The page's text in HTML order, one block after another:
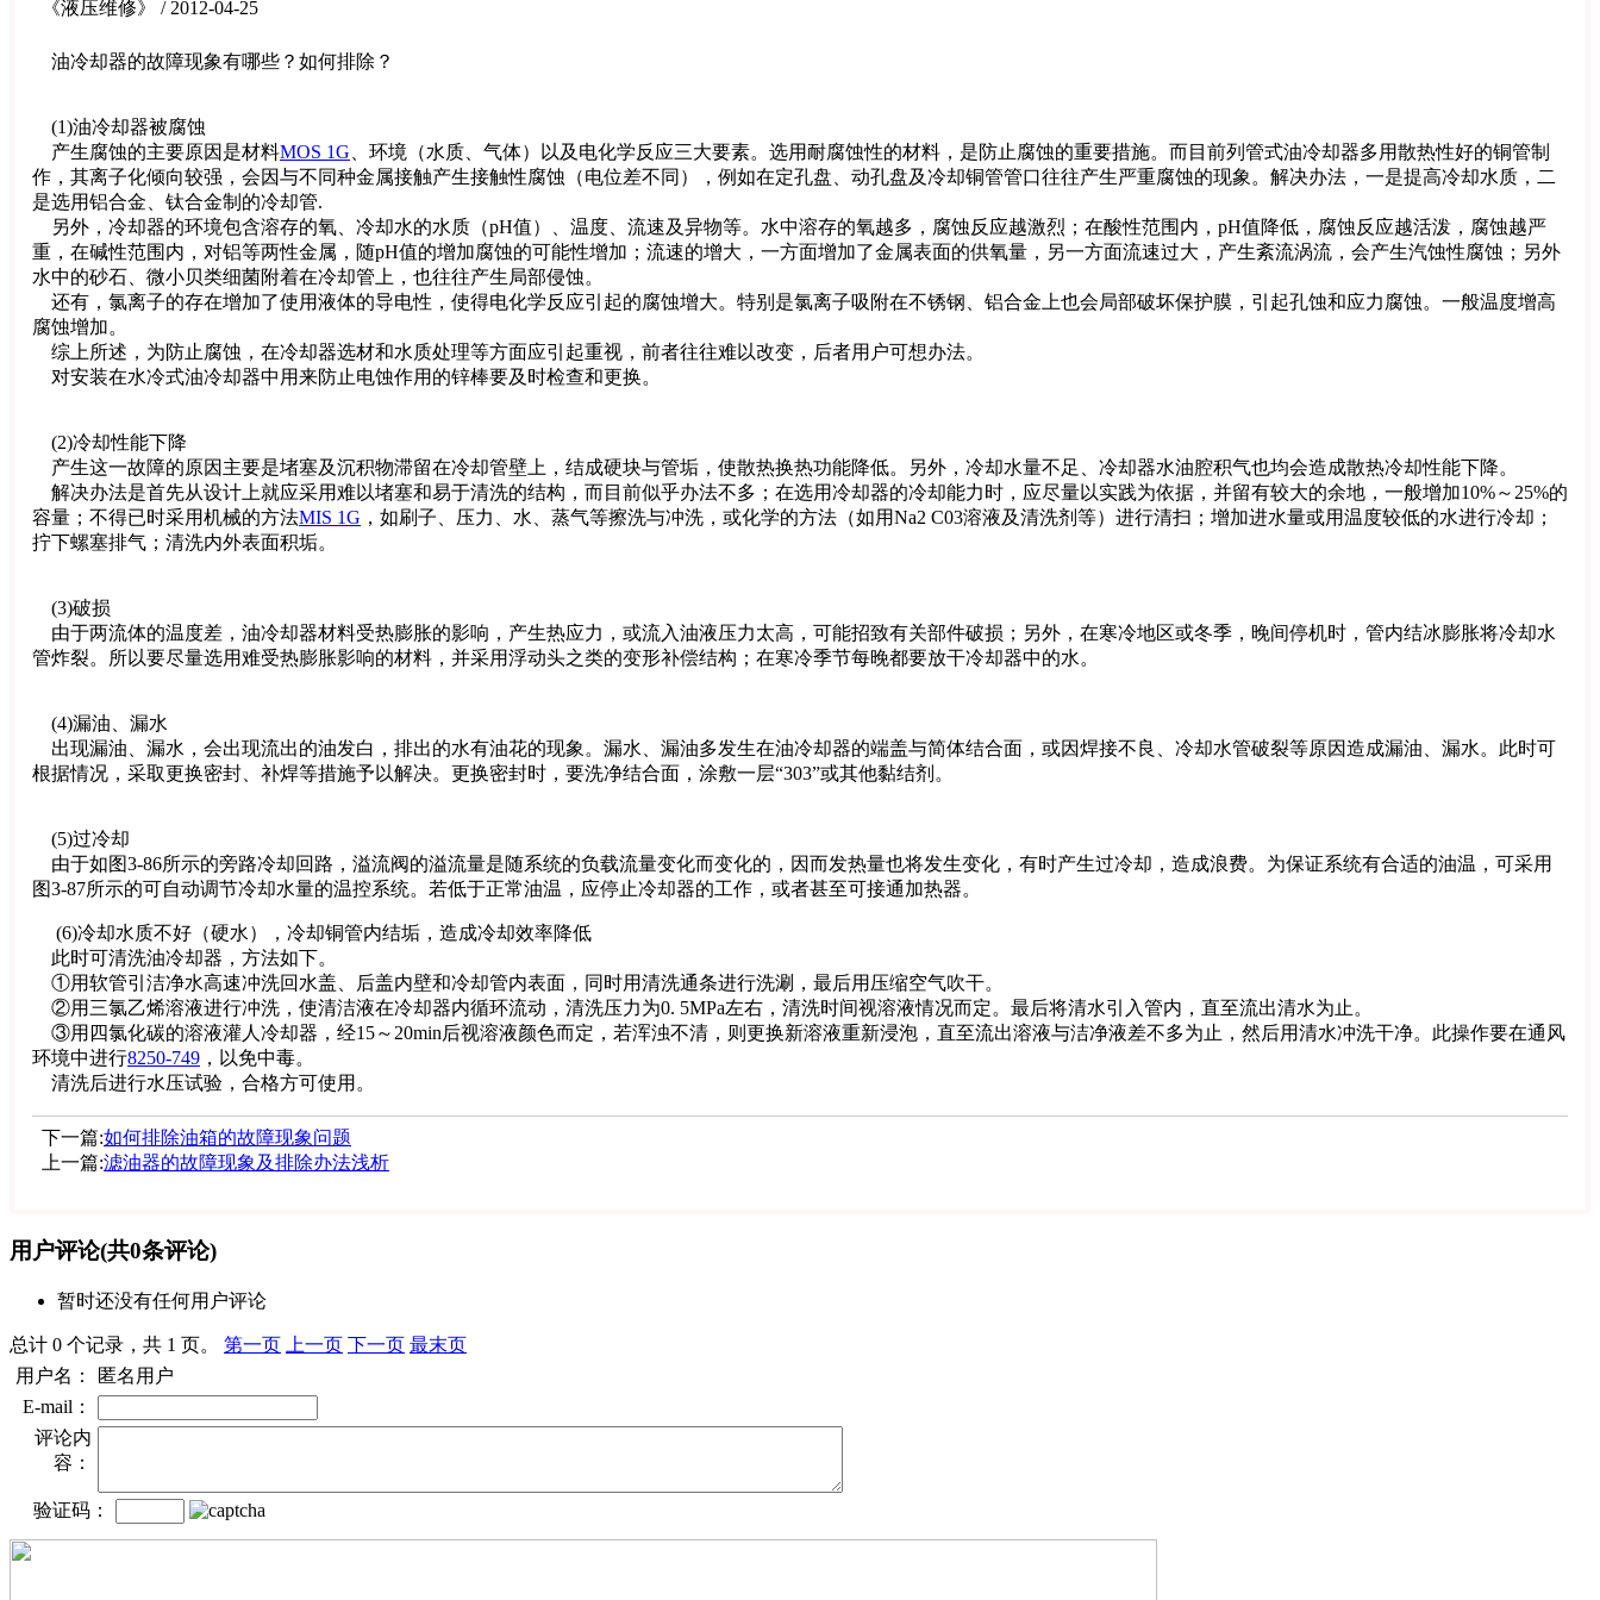
《液压维修》 / 2012-04-25
油冷却器的故障现象有哪些？如何排除？
(1)油冷却器被腐蚀
产生腐蚀的主要原因是材料MOS 1G 、环境（水质、气体）以及电化学反应三大要素。选用耐腐蚀性的材料，是防止腐蚀的重要措施。而目前列管式油冷却器多用散热性好的铜管制
作，其离子化倾向较强，会因与不同种金属接触产生接触性腐蚀（电位差不同），例如在定孔盘、动孔盘及冷却铜管管口往往产生严重腐蚀的现象。解决办法，一是提高冷却水质，二
是选用铝合金、钛合金制的冷却管.
另外，冷却器的环境包含溶存的氧、冷却水的水质（pH值）、温度、流速及异物等。水中溶存的氧越多，腐蚀反应越激烈；在酸性范围内，pH值降低，腐蚀反应越活泼，腐蚀越严
重，在碱性范围内，对铝等两性金属，随pH值的增加腐蚀的可能性增加；流速的增大，一方面增加了金属表面的供氧量，另一方面流速过大，产生紊流涡流，会产生汽蚀性腐蚀；另外
水中的砂石、微小贝类细菌附着在冷却管上，也往往产生局部侵蚀。
还有，氯离子的存在增加了使用液体的导电性，使得电化学反应引起的腐蚀增大。特别是氯离子吸附在不锈钢、铝合金上也会局部破坏保护膜，引起孔蚀和应力腐蚀。一般温度增高
腐蚀增加。
综上所述，为防止腐蚀，在冷却器选材和水质处理等方面应引起重视，前者往往难以改变，后者用户可想办法。
对安装在水冷式油冷却器中用来防止电蚀作用的锌棒要及时检查和更换。
(2)冷却性能下降
产生这一故障的原因主要是堵塞及沉积物滞留在冷却管壁上，结成硬块与管垢，使散热换热功能降低。另外，冷却水量不足、冷却器水油腔积气也均会造成散热冷却性能下降。
解决办法是首先从设计上就应采用难以堵塞和易于清洗的结构，而目前似乎办法不多；在选用冷却器的冷却能力时，应尽量以实践为依据，并留有较大的余地，一般增加10%～25%的
容量；不得已时采用机械的方法MIS 1G ，如刷子、压力、水、蒸气等擦洗与冲洗，或化学的方法（如用Na2 C03溶液及清洗剂等）进行清扫；增加进水量或用温度较低的水进行冷却；
拧下螺塞排气；清洗内外表面积垢。
(3)破损
由于两流体的温度差，油冷却器材料受热膨胀的影响，产生热应力，或流入油液压力太高，可能招致有关部件破损；另外，在寒冷地区或冬季，晚间停机时，管内结冰膨胀将冷却水
管炸裂。所以要尽量选用难受热膨胀影响的材料，并采用浮动头之类的变形补偿结构；在寒冷季节每晚都要放干冷却器中的水。
(4)漏油、漏水
出现漏油、漏水，会出现流出的油发白，排出的水有油花的现象。漏水、漏油多发生在油冷却器的端盖与简体结合面，或因焊接不良、冷却水管破裂等原因造成漏油、漏水。此时可
根据情况，采取更换密封、补焊等措施予以解决。更换密封时，要洗净结合面，涂敷一层“303”或其他黏结剂。
(5)过冷却
由于如图3-86所示的旁路冷却回路，溢流阀的溢流量是随系统的负载流量变化而变化的，因而发热量也将发生变化，有时产生过冷却，造成浪费。为保证系统有合适的油温，可采用
图3-87所示的可自动调节冷却水量的温控系统。若低于正常油温，应停止冷却器的工作，或者甚至可接通加热器。
(6)冷却水质不好（硬水），冷却铜管内结垢，造成冷却效率降低
此时可清洗油冷却器，方法如下。
①用软管引洁净水高速冲洗回水盖、后盖内壁和冷却管内表面，同时用清洗通条进行洗涮，最后用压缩空气吹干。
②用三氯乙烯溶液进行冲洗，使清洁液在冷却器内循环流动，清洗压力为0. 5MPa左右，清洗时间视溶液情况而定。最后将清水引入管内，直至流出清水为止。
③用四氯化碳的溶液灌人冷却器，经15～20min后视溶液颜色而定，若浑浊不清，则更换新溶液重新浸泡，直至流出溶液与洁净液差不多为止，然后用清水冲洗干净。此操作要在通风
环境中进行8250-749 ，以免中毒。
清洗后进行水压试验，合格方可使用。
下一篇:如何排除油箱的故障现象问题
上一篇:滤油器的故障现象及排除办法浅析
用户评论(共0条评论)
暂时还没有任何用户评论
总计 0 个记录，共 1 页。 第一页 上一页 下一页 最末页
用户名：
匿名用户
E-mail：
评论内
容：
验证码：